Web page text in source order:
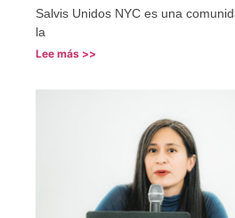
Salvis Unidos NYC es una
la
Lee más >>